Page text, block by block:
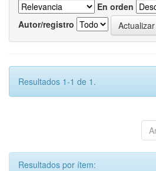
En orden
Autor/registro
Resultados 1-1 de 1.
Resultados por ítem: